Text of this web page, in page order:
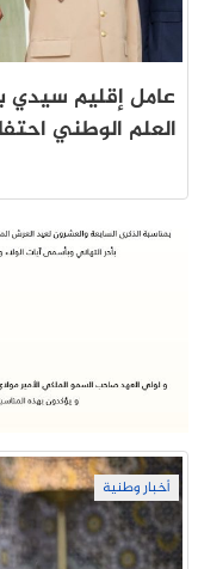
عامل إقليم سيدي
العلم الوطني احتفاءً بالذكرى
أخبار وطنية